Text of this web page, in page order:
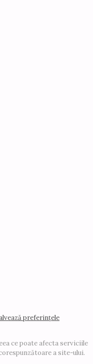
preferințele
ce poate afecta serviciile
a site-ului.